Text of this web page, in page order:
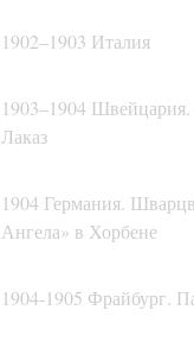
1902–1903 Италия
1903–1904
Лаказ
1904 Германия.
Ангела» в Хорбене
1904­-1905 Фрайбург.